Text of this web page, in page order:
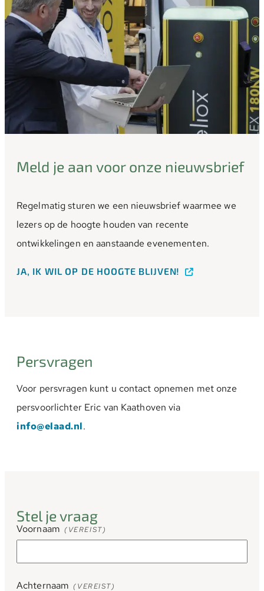
Meld je aan voor onze nieuwsbrief
Regelmatig sturen we een nieuwsbrief waarmee we
lezers op de hoogte houden van recente
ontwikkelingen en aanstaande evenementen.
JA, IK WIL OP DE HOOGTE BLIJVEN!
Persvragen
Voor persvragen kunt u contact opnemen met onze
persvoorlichter Eric van Kaathoven via
info@elaad.nl.
Stel je vraag
Voornaam (VEREIST)
Achternaam (VEREIST)